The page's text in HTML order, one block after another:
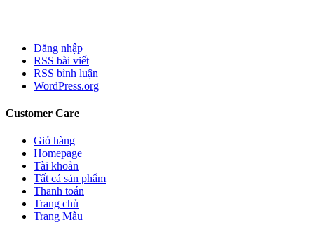
Đăng nhập
RSS bài viết
RSS bình luận
WordPress.org
Customer Care
Giỏ hàng
Homepage
Tài khoản
Tất cả sản phẩm
Thanh toán
Trang chủ
Trang Mẫu